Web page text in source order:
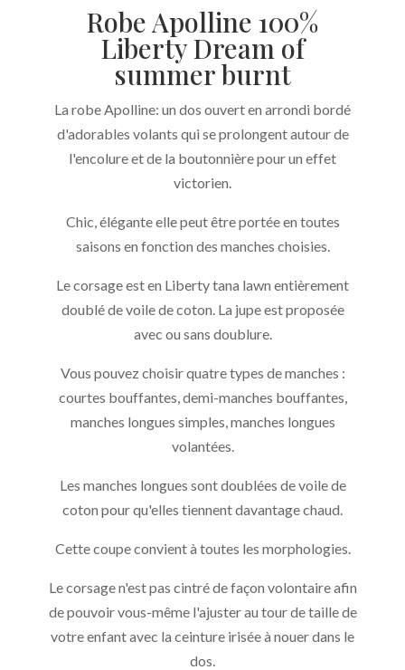
Robe Apolline 100%
Liberty Dream of
summer burnt
La robe Apolline: un dos ouvert en arrondi bordé
d'adorables volants qui se prolongent autour de
l'encolure et de la boutonnière pour un effet
victorien.
Chic, élégante elle peut être portée en toutes
saisons en fonction des manches choisies.
Le corsage est en Liberty tana lawn entièrement
doublé de voile de coton. La jupe est proposée
avec ou sans doublure.
Vous pouvez choisir quatre types de manches :
courtes bouffantes, demi-manches bouffantes,
manches longues simples, manches longues
volantées.
Les manches longues sont doublées de voile de
coton pour qu'elles tiennent davantage chaud.
Cette coupe convient à toutes les morphologies.
Le corsage n'est pas cintré de façon volontaire afin
de pouvoir vous-même l'ajuster au tour de taille de
votre enfant avec la ceinture irisée à nouer dans le
dos.